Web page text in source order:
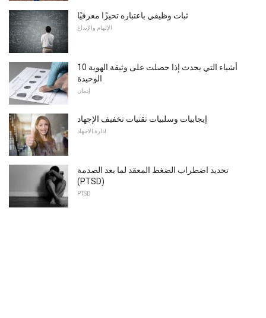
ثبات وظيفي باعتباره تحيزًا معرفيًا
الإلهام والإبداع
10 أشياء التي يحدث إذا حصلت على وثيقة الهوية
الوحيدة
إدمان
إيجابيات وسلبيات تقنيات تخفيف الإجهاد
ادارة الاجهاد
تحديد اضطراب الضغط المعقد لما بعد الصدمة
(PTSD)
PTSD